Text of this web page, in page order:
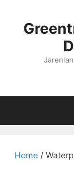
Home /